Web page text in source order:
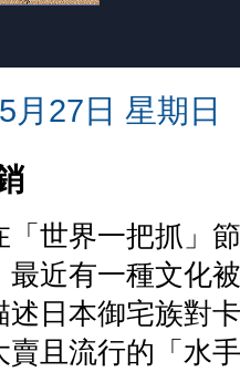
月27日 星期日
「世界一把抓」
最近有一種文化
述日本御宅族對
賣且流行的「水